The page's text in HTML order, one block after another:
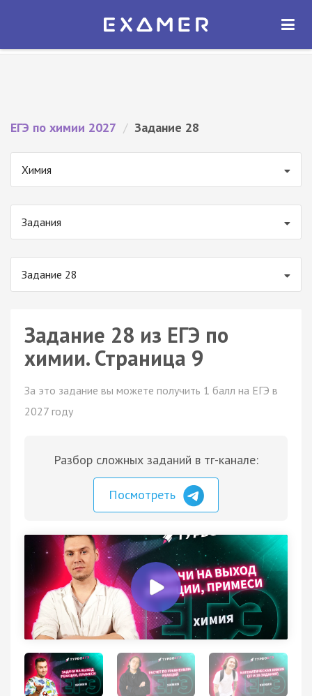
Экзамер — ЕГЭ 2027
ОТКРЫТЬ
ЕГЭ по химии 2027 / Задание 28
Химия
Задания
Задание 28
Задание 28 из ЕГЭ по
химии. Страница 9
За это задание вы можете получить 1 балл на ЕГЭ в
2027 году
Разбор сложных заданий в тг-канале:
Посмотреть